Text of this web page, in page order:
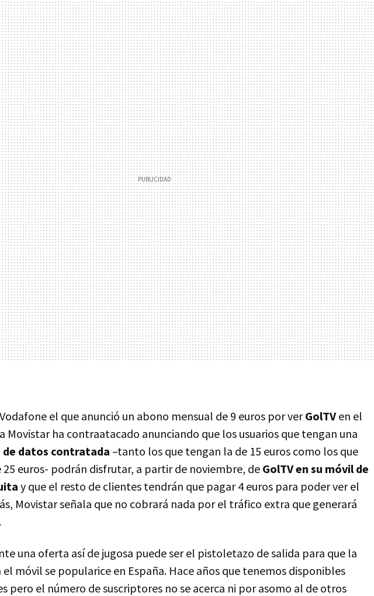
el que anunció un abono mensual de 9 euros por verGolTVen el
Movistar ha contraatacado anunciando que los usuarios que tengan una
datos contratada –tanto los que tengan la de 15 euros como los que
euros- podrán disfrutar, a partir de noviembre, de GolTV en su móvil de
y que el resto de clientes tendrán que pagar 4 euros para poder ver el
Movistar señala que no cobrará nada por el tráfico extra que generará
una oferta así de jugosa puede ser el pistoletazo de salida para que la
móvil se popularice en España. Hace años que tenemos disponibles
pero el número de suscriptores no se acerca ni por asomo al de otros